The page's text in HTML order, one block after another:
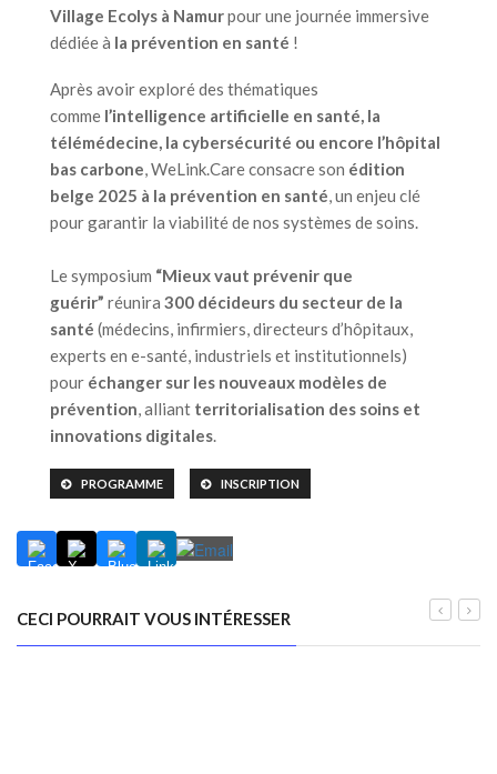
Village Ecolys à Namurpour une journée immersive
dédiée à la prévention en santé !
Après avoir exploré des thématiques
comme l’intelligence artificielle en santé, la
télémédecine, la cybersécurité ou encore l’hôpital
bas carbone, WeLink.Care consacre son édition
belge 2025 à la prévention en santé, un enjeu clé
pour garantir la viabilité de nos systèmes de soins.
Le symposium “Mieux vaut prévenir que
guérir” réunira 300 décideurs du secteur de la
santé (médecins, infirmiers, directeurs d’hôpitaux,
experts en e-santé, industriels et institutionnels)
pour échanger sur les nouveaux modèles de
prévention, alliant territorialisation des soins et
innovations digitales.
PROGRAMME INSCRIPTION
CECI POURRAIT VOUS INTÉRESSER